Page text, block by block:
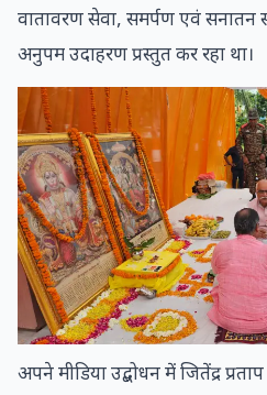
वातावरण सेवा, समर्पण एवं सनातन
अनुपम उदाहरण प्रस्तुत कर रहा था।
अपने मीडिया उद्बोधन में जितेंद्र